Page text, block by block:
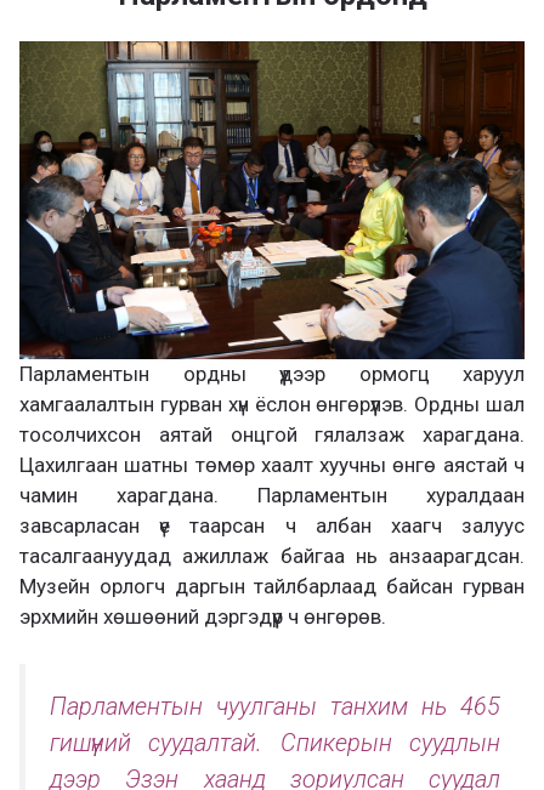
Парламентын ордны үүдээр ормогц харуул
хамгаалалтын гурван хүн ёслон өнгөрүүлэв. Ордны шал
тосолчихсон аятай онцгой гялалзаж харагдана.
Цахилгаан шатны төмөр хаалт хуучны өнгө аястай ч
чамин харагдана. Парламентын хуралдаан
завсарласан үе таарсан ч албан хаагч залуус
тасалгаануудад ажиллаж байгаа нь анзаарагдсан.
Музейн орлогч даргын тайлбарлаад байсан гурван
эрхмийн хөшөөний дэргэдүүр ч өнгөрөв.
Парламентын чуулганы танхим нь 465
гишүүний суудалтай. Спикерын суудлын
дээр Эзэн хаанд зориулсан суудал